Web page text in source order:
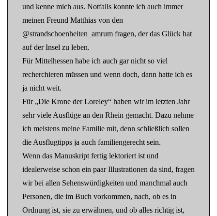
und kenne mich aus. Notfalls konnte ich auch immer
meinen Freund Matthias von den
@strandschoenheiten_amrum fragen, der das Glück hat
auf der Insel zu leben.
Für Mittelhessen habe ich auch gar nicht so viel
recherchieren müssen und wenn doch, dann hatte ich es
ja nicht weit.
Für „Die Krone der Loreley“ haben wir im letzten Jahr
sehr viele Ausflüge an den Rhein gemacht. Dazu nehme
ich meistens meine Familie mit, denn schließlich sollen
die Ausflugtipps ja auch familiengerecht sein.
Wenn das Manuskript fertig lektoriert ist und
idealerweise schon ein paar Illustrationen da sind, fragen
wir bei allen Sehenswürdigkeiten und manchmal auch
Personen, die im Buch vorkommen, nach, ob es in
Ordnung ist, sie zu erwähnen, und ob alles richtig ist,